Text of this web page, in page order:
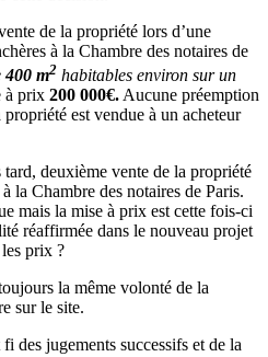
de la propriété lors d’une
à la Chambre des notaires de
400 m2 habitables environ sur un
à prix 200 000€. Aucune préemption
est vendue à un acheteur
deuxième vente de la propriété
la Chambre des notaires de Paris.
mais la mise à prix est cette fois-ci
réaffirmée dans le nouveau projet
prix ?
la même volonté de la
sur le site.
fi des jugements successifs et de la